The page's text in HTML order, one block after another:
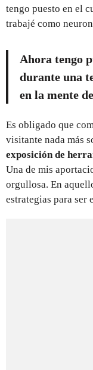
tengo puesto en el
trabajé como
Ahora tengo
durante una
en la mente
Es obligado que
visitante nada más
exposición de
Una de mis
orgullosa. En
estrategias para ser